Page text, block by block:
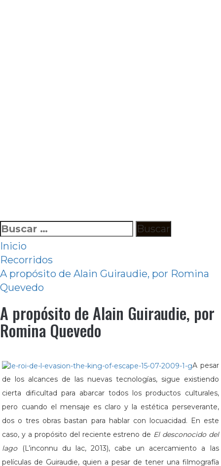
Ir
al
contenido
Buscar:
Inicio
Recorridos
A propósito de Alain Guiraudie, por Romina
Quevedo
A propósito de Alain Guiraudie, por
Romina Quevedo
A pesar
de los alcances de las nuevas tecnologías, sigue existiendo
cierta dificultad para abarcar todos los productos culturales,
pero cuando el mensaje es claro y la estética perseverante,
dos o tres obras bastan para hablar con locuacidad. En este
caso, y a propósito del reciente estreno de El desconocido del
lago(L’inconnu du lac, 2013), cabe un acercamiento a las
películas de Guiraudie, quien a pesar de tener una filmografía